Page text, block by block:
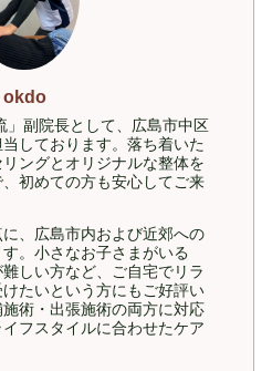
okdo
」副院長として、広島市中区
しております。落ち着いた
ングとオリジナルな整体を
初めての方も安心してご来
、広島市内および近郊への
。小さなお子さまがいる
しい方など、ご自宅でリラ
たいという方にもご好評い
術・出張施術の両方に対応
フスタイルに合わせたケア